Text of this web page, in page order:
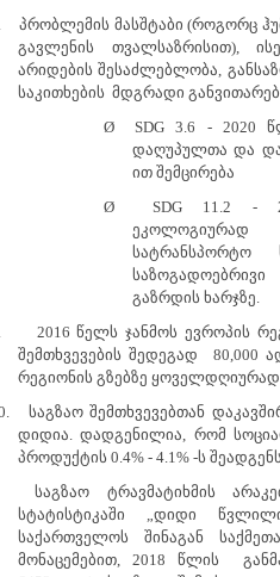
პრობლემის მასშტაბი (როგორც
გავლენის თვალსაზრისით),
არიდების შესაძლებლობა,
საკითხების მდგრადი
Ø
SDG 3.6 - 2020
დაღუპულთა და
ით შემცირება
Ø
SDG 11.2 -
ეკოლოგიურად
სატრანსპორტო
გაზრდის ხარჯზე.
2016 წელს ჯანმოს ევროპის
შემთხვევების შედეგად 80,000
რეგიონის გზებზე ყოველდღიურად
საგზაო შემთხვევებთან
დიდია. დადგენილია, რომ
პროდუქტის 0.4% - 4.1% -ს შეადგენს.
საგზაო ტრავმატიხმის
სტატისტიკაში „დიდი
საქართველოს შინაგან
მონაცემებით, 2018 წლის